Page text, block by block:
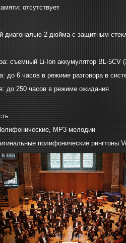
отсутствует
диагональю 2 дюйма c защитным
съемный Li-Ion аккумулятор BL-5CV
до 6 часов в режиме разговора в
до 250 часов в режиме ожидания
МР3-мелодии
полифонические рингтоны